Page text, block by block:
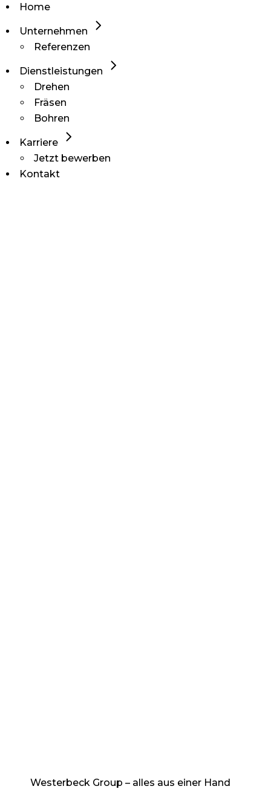
Home
Unternehmen
Referenzen
Dienstleistungen
Drehen
Fräsen
Bohren
Karriere
Jetzt bewerben
Kontakt
Westerbeck Group – alles aus einer Hand